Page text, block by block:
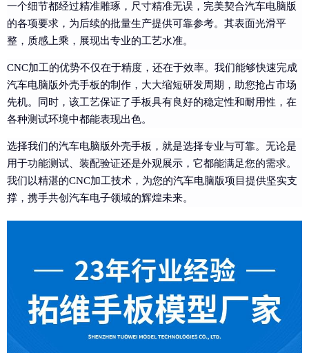
一个细节都经过精准雕琢，尺寸精准无误，完美契合汽车电脑版
的各项要求，为后续的批量生产提供可靠参考。其表面光滑平
整，质感上乘，展现出专业的工艺水准。
CNC加工的优势不仅在于精度，还在于效率。我们能够快速完成
汽车电脑版外壳手板的制作，大大缩短研发周期，助您抢占市场
先机。同时，该工艺保证了手板具有良好的稳定性和耐用性，在
各种测试环境中都能表现出色。
选择我们的汽车电脑版外壳手板，就是选择专业与可靠。无论是
用于功能测试、装配验证还是外观展示，它都能满足您的需求。
我们以精湛的CNC加工技术，为您的汽车电脑版项目提供坚实支
撑，携手共创汽车电子领域的辉煌未来。